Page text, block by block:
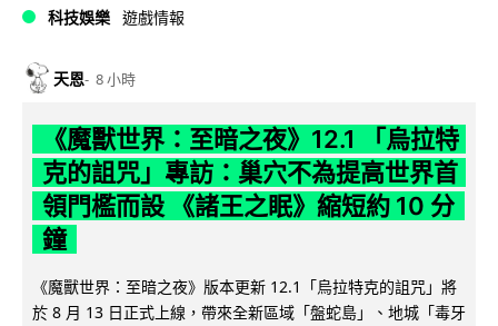
科技娛樂 遊戲情報
天恩 8 小時
《魔獸世界：至暗之夜》12.1 「烏拉特
克的詛咒」專訪：巢穴不為提高世界首
領門檻而設 《諸王之眠》縮短約 10 分
鐘
《魔獸世界：至暗之夜》版本更新 12.1「烏拉特克的詛咒」將
於 8 月 13 日正式上線，帶來全新區域「盤蛇島」、地城「毒牙